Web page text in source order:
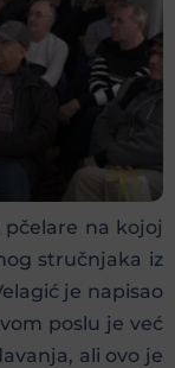
na kojoj
stručnjaka iz
je napisao
poslu je već
ali ovo je